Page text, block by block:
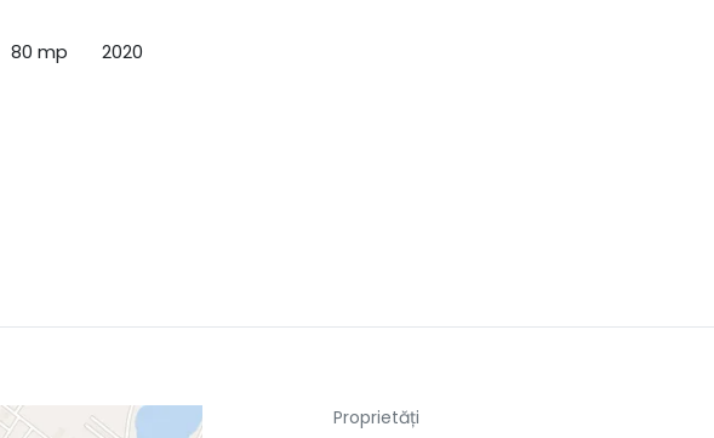
80 mp 2020
Proprietăți